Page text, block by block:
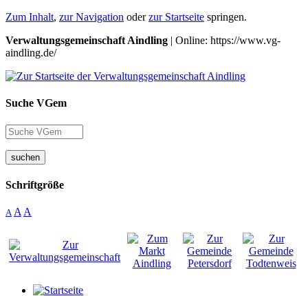
Zum Inhalt, zur Navigation oderzur Startseite springen.
Verwaltungsgemeinschaft Aindling | Online: https://www.vg-
aindling.de/
Suche VGem
suchen
Schriftgröße
A A A